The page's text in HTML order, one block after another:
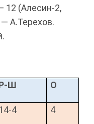
12 (Алесин-2,
А.Терехов.
Ш О
4 4